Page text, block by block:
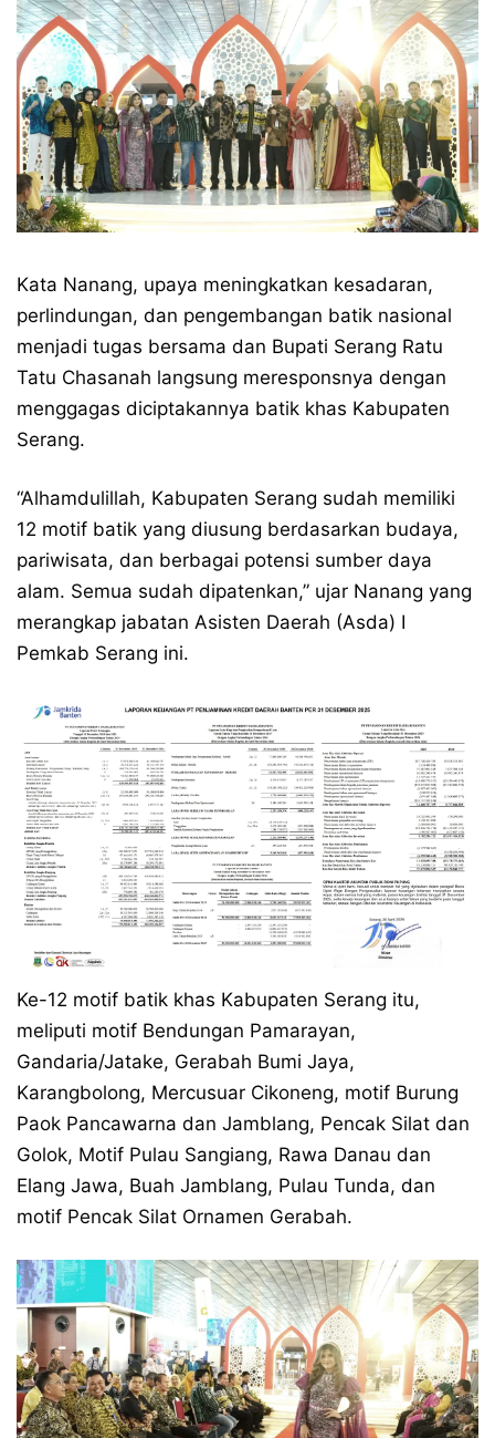
Kata Nanang, upaya meningkatkan kesadaran,
perlindungan, dan pengembangan batik nasional
menjadi tugas bersama dan Bupati Serang Ratu
Tatu Chasanah langsung meresponsnya dengan
menggagas diciptakannya batik khas Kabupaten
Serang.
“Alhamdulillah, Kabupaten Serang sudah memiliki
12 motif batik yang diusung berdasarkan budaya,
pariwisata, dan berbagai potensi sumber daya
alam. Semua sudah dipatenkan,” ujar Nanang yang
merangkap jabatan Asisten Daerah (Asda) I
Pemkab Serang ini.
Ke-12 motif batik khas Kabupaten Serang itu,
meliputi motif Bendungan Pamarayan,
Gandaria/Jatake, Gerabah Bumi Jaya,
Karangbolong, Mercusuar Cikoneng, motif Burung
Paok Pancawarna dan Jamblang, Pencak Silat dan
Golok, Motif Pulau Sangiang, Rawa Danau dan
Elang Jawa, Buah Jamblang, Pulau Tunda, dan
motif Pencak Silat Ornamen Gerabah.